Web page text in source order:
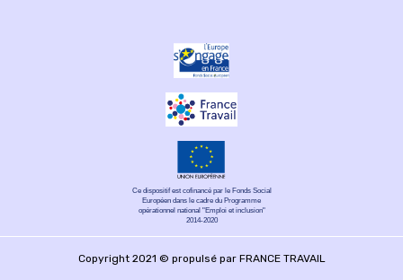
Ce dispositif est cofinancé par le Fonds Social
Européen dans le cadre du Programme
opérationnel national "Emploi et inclusion"
2014-2020
Copyright 2021 © propulsé par FRANCE TRAVAIL